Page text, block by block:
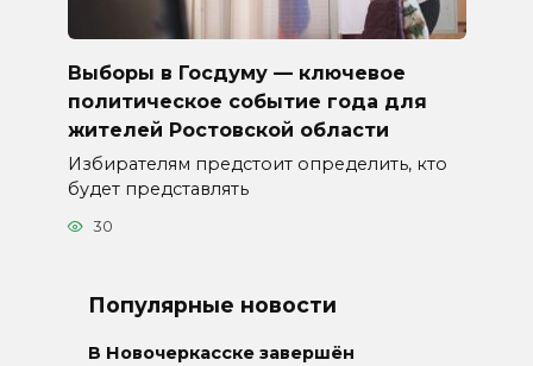
Выборы в Госдуму — ключевое
политическое событие года для
жителей Ростовской области
Избирателям предстоит определить, кто
будет представлять
30
Популярные новости
В Новочеркасске завершён